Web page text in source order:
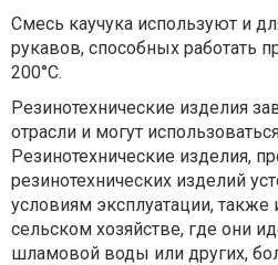
Смесь каучука используют и
рукавов, способных работать
200°С.
Резинотехнические изделия
отрасли и могут
Резинотехнические изделия,
резинотехнических изделий
условиям эксплуатации, также
сельском хозяйстве, где они
шламовой воды или других,